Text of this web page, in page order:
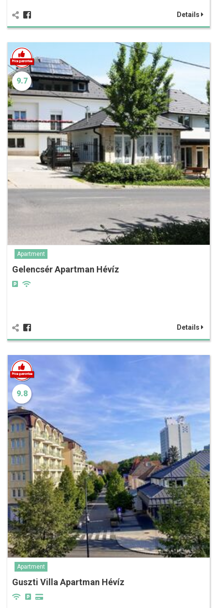
Details
9.7
Apartment
Gelencsér Apartman Hévíz
Details
9.8
Apartment
Guszti Villa Apartman Hévíz